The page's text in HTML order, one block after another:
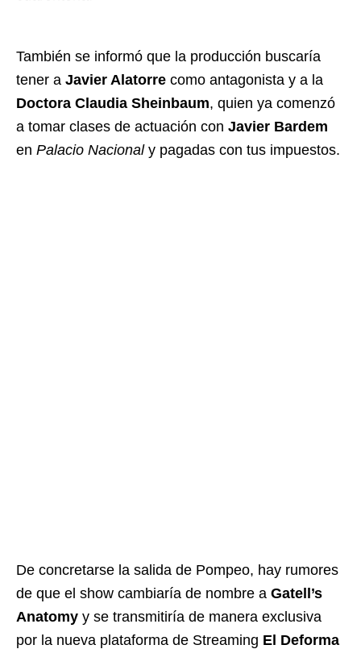
También se informó que la producción buscaría
tener a Javier Alatorre como antagonista y a la
Doctora Claudia Sheinbaum, quien ya comenzó
a tomar clases de actuación con Javier Bardem
en Palacio Nacionaly pagadas con tus impuestos.
De concretarse la salida de Pompeo, hay rumores
de que el show cambiaría de nombre a Gatell’s
Anatomy y se transmitiría de manera exclusiva
por la nueva plataforma de Streaming El Deforma